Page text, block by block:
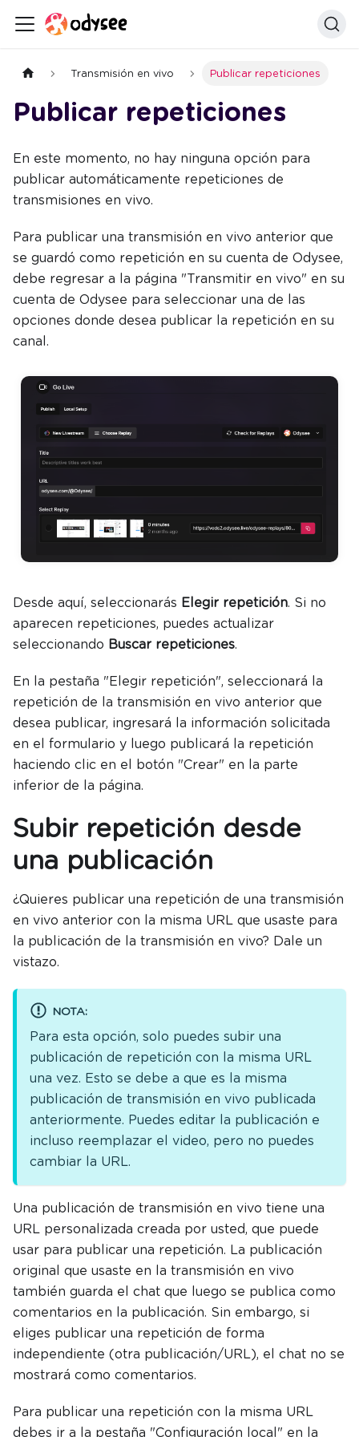
Transmisión en vivo Publicar repeticiones
Publicar repeticiones
En este momento, no hay ninguna opción para
publicar automáticamente repeticiones de
transmisiones en vivo.
Para publicar una transmisión en vivo anterior que
se guardó como repetición en su cuenta de Odysee,
debe regresar a la página "Transmitir en vivo" en su
cuenta de Odysee para seleccionar una de las
opciones donde desea publicar la repetición en su
canal.
Desde aquí, seleccionarás Elegir repetición. Si no
aparecen repeticiones, puedes actualizar
seleccionando Buscar repeticiones.
En la pestaña "Elegir repetición", seleccionará la
repetición de la transmisión en vivo anterior que
desea publicar, ingresará la información solicitada
en el formulario y luego publicará la repetición
haciendo clic en el botón "Crear" en la parte
inferior de la página.
Subir repetición desde
una publicación
¿Quieres publicar una repetición de una transmisión
en vivo anterior con la misma URL que usaste para
la publicación de la transmisión en vivo? Dale un
vistazo.
NOTA:
Para esta opción, solo puedes subir una
publicación de repetición con la misma URL
una vez. Esto se debe a que es la misma
publicación de transmisión en vivo publicada
anteriormente. Puedes editar la publicación e
incluso reemplazar el video, pero no puedes
cambiar la URL.
Una publicación de transmisión en vivo tiene una
URL personalizada creada por usted, que puede
usar para publicar una repetición. La publicación
original que usaste en la transmisión en vivo
también guarda el chat que luego se publica como
comentarios en la publicación. Sin embargo, si
eliges publicar una repetición de forma
independiente (otra publicación/URL), el chat no se
mostrará como comentarios.
Para publicar una repetición con la misma URL
debes ir a la pestaña "Configuración local" en la